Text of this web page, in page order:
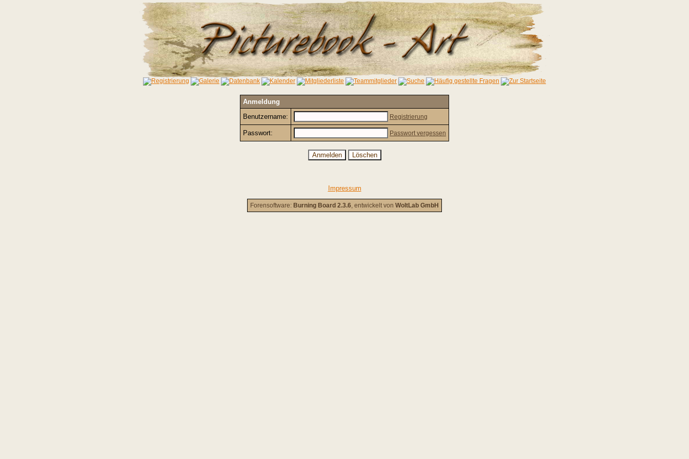
Anmeldung
Benutzername:
Registrierung
Passwort: Passwort vergessen
Impressum
Forensoftware: Burning Board 2.3.6, entwickelt von WoltLab GmbH